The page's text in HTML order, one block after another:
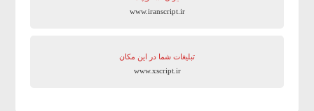
www.iranscript.ir
تبلیغات شما در این مکان
www.xscript.ir